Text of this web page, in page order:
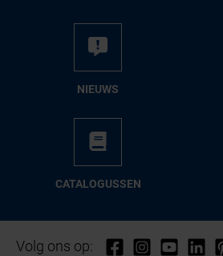
NIEUWS
CA­TA­LO­GUS­SEN
Volg ons op: